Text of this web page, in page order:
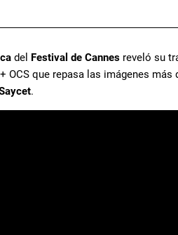
del Festival de Cannes reveló su
OCS que repasa las imágenes
.